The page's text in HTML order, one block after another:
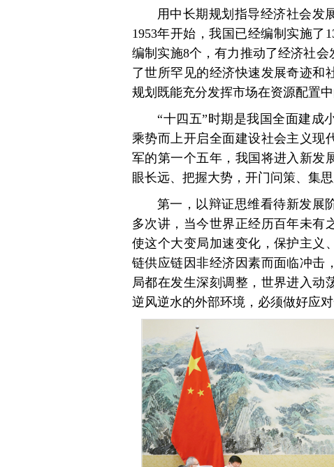
用中长期规划指导经济社会发
1953年开始，我国已经编制实施了
编制实施8个，有力推动了经济社
了世所罕见的经济快速发展奇迹和
规划既能充分发挥市场在资源配置
“十四五”时期是我国全面建成
乘势而上开启全面建设社会主义现
军的第一个五年，我国将进入新发
眼长远、把握大势，开门问策、集
第一，以辩证思维看待新发展
多次讲，当今世界正经历百年未有
使这个大变局加速变化，保护主义
链供应链因非经济因素而面临冲击
局都在发生深刻调整，世界进入动
逆风逆水的外部环境，必须做好应